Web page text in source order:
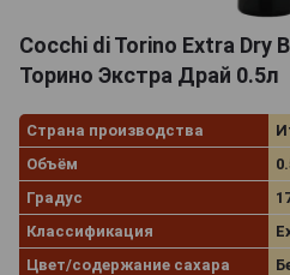
Cocchi di Torino Extra Dry
Торино Экстра Драй 0.5л
Страна производства
Объём
Градус
Классификация
Цвет/содержание сахара